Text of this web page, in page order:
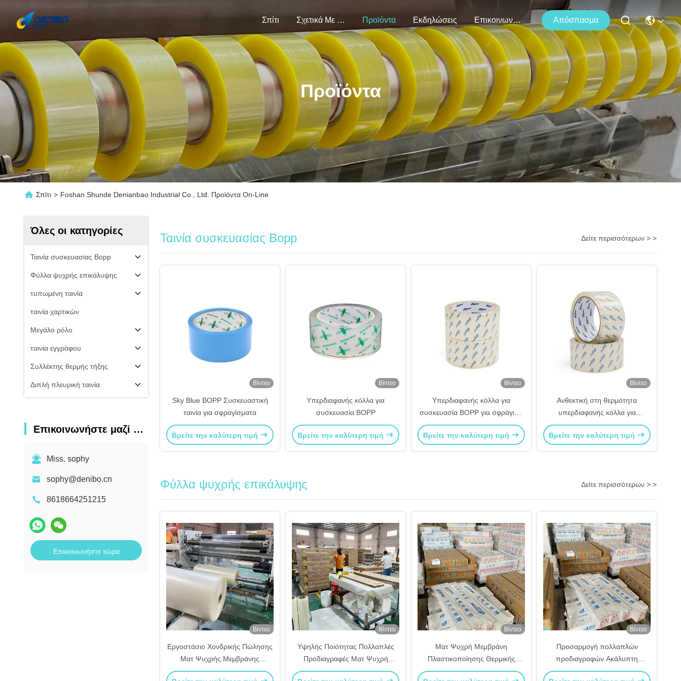
Σπίτι Σχετικά Με Εμάς Προϊόντα Εκδηλώσεις Επικοινωνήστε Μαζί Μας Απόσπασμα
Προϊόντα
Σπίτι > Foshan Shunde Denianbao Industrial Co., Ltd. Προϊόντα On-Line
Όλες οι κατηγορίες
Ταινία συσκευασίας Bopp
Φύλλα ψυχρής επικάλυψης
τυπωμένη ταινία
ταινία χαρτικών
Μεγάλο ρόλο
ταινία εγγράφου
Συλλέκτης θερμής τήξης
Διπλή πλευρική ταινία
Επικοινωνήστε μαζί μας
Miss. sophy
sophy@denibo.cn
8618664251215
Επικοινωνήστε τώρα
Ταινία συσκευασίας Bopp Δείτε περισσότερων > >
Βίντεο
Sky Blue BOPP Συσκευαστική
ταινία για σφραγίσματα
Βρείτε την καλύτερη τιμή
Βίντεο
Υπερδιαφανής κόλλα για
συσκευασία BOPP
Βρείτε την καλύτερη τιμή
Βίντεο
Υπερδιαφανής κόλλα για
συσκευασία BOPP για σφράγιση
και κάλυψη
Βρείτε την καλύτερη τιμή
Βίντεο
Ανθεκτική στη θερμότητα
υπερδιαφανής κόλλα για
συσκευασία BOPP για
σφραγίσματα και κάλυψη
Βρείτε την καλύτερη τιμή
Φύλλα ψυχρής επικάλυψης Δείτε περισσότερων > >
Βίντεο
Εργοστάσιο Χονδρικής Πώλησης
Ματ Ψυχρής Μεμβράνης
Λαμιναρίσματος με τις Καλύτερες
Βίντεο
Υψηλής Ποιότητας Πολλαπλές
Προδιαγραφές Ματ Ψυχρή
Μεμβράνη Λαμιναρίσματος
Βίντεο
Ματ Ψυχρή Μεμβράνη
Πλαστικοποίησης Θερμικής
Πλαστικοποίησης Ένας Ισχυρός
Βίντεο
Προσαρμογή πολλαπλών
προδιαγραφών Ακάλυπτη
μεμβράνη ψυχρής